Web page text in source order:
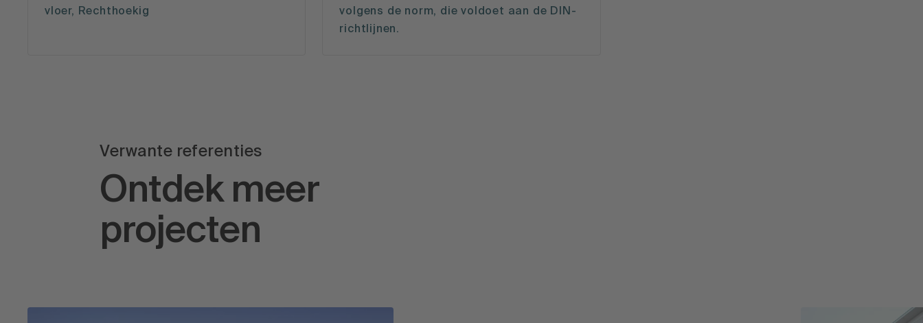
vloer, Rechthoekig
volgens de norm, die voldoet aan de DIN-
richtlijnen.
Verwante referenties
Ontdek meer
projecten